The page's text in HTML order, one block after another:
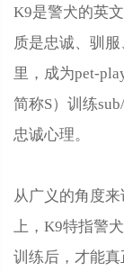
K9是警犬的英
质是忠诚、驯
里，成为pet-
简称S）训练
忠诚心理。
从广义的角度
上，K9特指警
训练后，才能